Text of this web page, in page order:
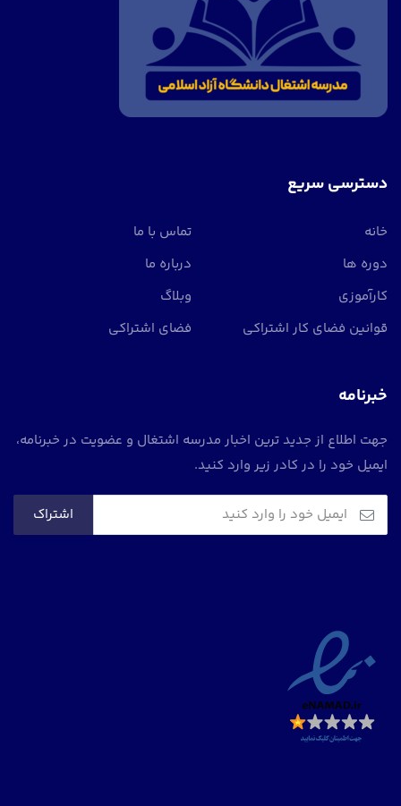
دسترسی سریع
خانه
تماس با ما
دوره ها
درباره ما
کارآموزی
وبلاگ
قوانین فضای کار اشتراکی
فضای اشتراکی
خبرنامه
جهت اطلاع از جدید ترین اخبار مدرسه اشتغال و عضویت در خبرنامه،
ایمیل خود را در کادر زیر وارد کنید.